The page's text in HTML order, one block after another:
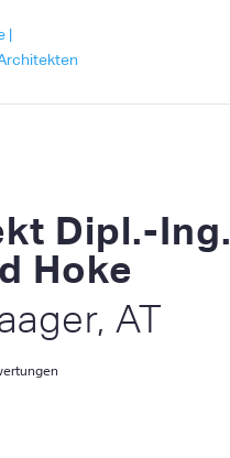
Dipl.-Ing.
Hoke
AT